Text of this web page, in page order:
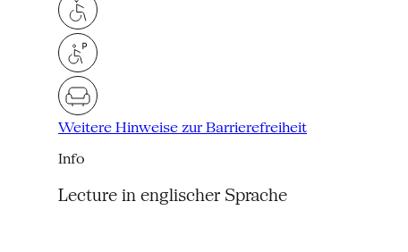
Weitere Hinweise zur Barrierefreiheit
Info
Lecture in englischer Sprache